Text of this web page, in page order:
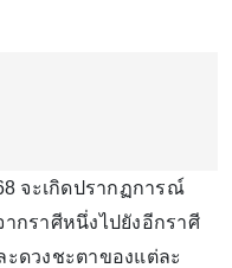
จะเกิดปรากฏการณ์
กราศีหนึ่งไปยังอีกราศี
ะดวงชะตาของแต่ละ